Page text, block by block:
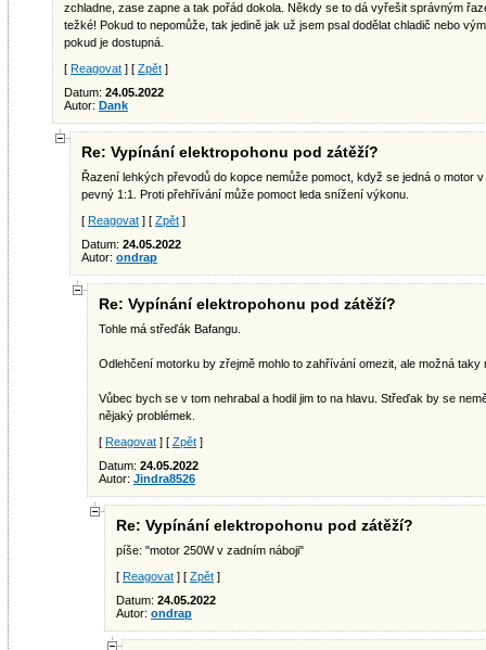
zchladne, zase zapne a tak pořád dokola. Někdy se to dá vyřešit správným
težké! Pokud to nepomůže, tak jedině jak už jsem psal dodělat chladič nebo
pokud je dostupná.
[ Reagovat ] [ Zpět ]
Datum: 24.05.2022
Autor: Dank
Re: Vypínání elektropohonu pod zátěží?
Řazení lehkých převodů do kopce nemůže pomoct, když se jedná o motor
pevný 1:1. Proti přehřívání může pomoct leda snížení výkonu.
[ Reagovat ] [ Zpět ]
Datum: 24.05.2022
Autor: ondrap
Re: Vypínání elektropohonu pod zátěží?
Tohle má střeďák Bafangu.
Odlehčení motorku by zřejmě mohlo to zahřívání omezit, ale možná taky
Vůbec bych se v tom nehrabal a hodil jim to na hlavu. Střeďak by se
nějaký problémek.
[ Reagovat ] [ Zpět ]
Datum: 24.05.2022
Autor: Jindra8526
Re: Vypínání elektropohonu pod zátěží?
píše: "motor 250W v zadním náboji"
[ Reagovat ] [ Zpět ]
Datum: 24.05.2022
Autor: ondrap